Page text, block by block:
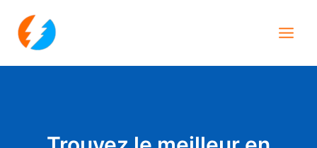
contenu